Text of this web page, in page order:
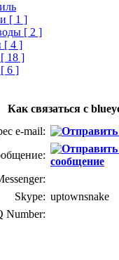
[ 1 ]
[ 2 ]
[ 4 ]
18 ]
6 ]
Как связаться с
e-mail:
Skype: uptownsnake
Number: